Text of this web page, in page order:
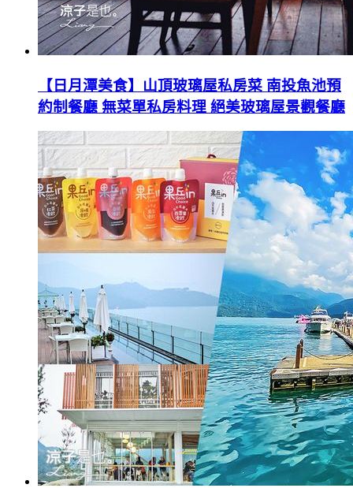
【日月潭美食】山頂玻璃屋私房菜 南投魚池預
約制餐廳 無菜單私房料理 絕美玻璃屋景觀餐廳